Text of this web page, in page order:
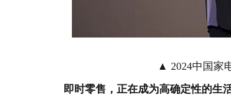
▲ 2024中国家
即时零售，正在成为高确定性的生